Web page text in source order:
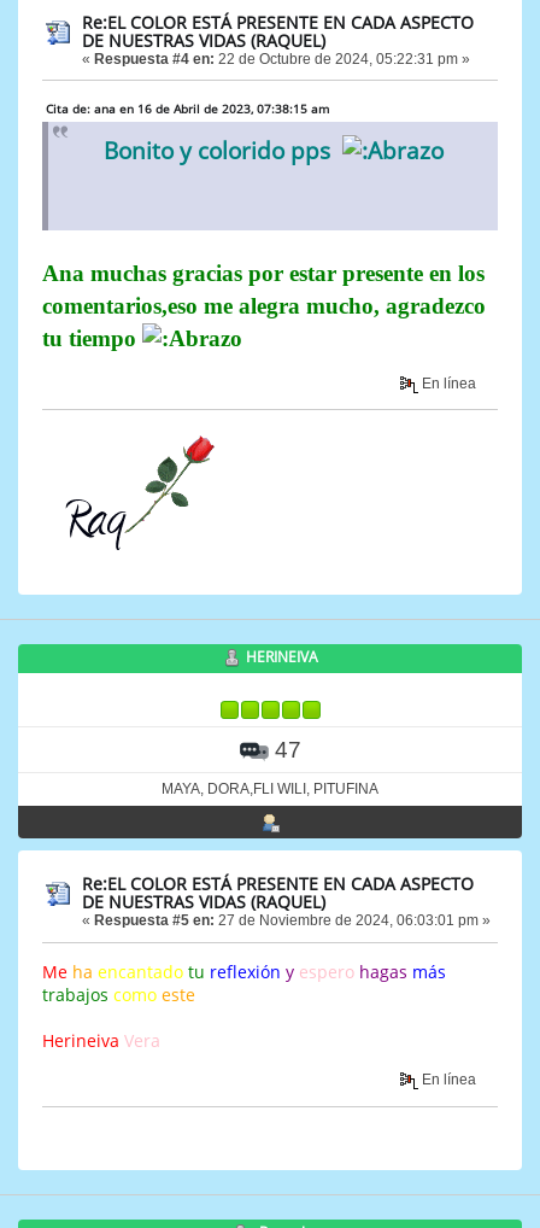
Re:EL COLOR ESTÁ PRESENTE EN CADA ASPECTO
DE NUESTRAS VIDAS (RAQUEL)
« Respuesta #4 en: 22 de Octubre de 2024, 05:22:31 pm »
Cita de: ana en 16 de Abril de 2023, 07:38:15 am
Bonito y colorido pps
Ana muchas gracias por estar presente en los
comentarios,eso me alegra mucho, agradezco
tu tiempo
En línea
HERINEIVA
47
MAYA, DORA,FLI WILI, PITUFINA
Re:EL COLOR ESTÁ PRESENTE EN CADA ASPECTO
DE NUESTRAS VIDAS (RAQUEL)
« Respuesta #5 en: 27 de Noviembre de 2024, 06:03:01 pm »
Me ha encantado tu reflexión y espero hagas más
trabajos como este
Herineiva Vera
En línea